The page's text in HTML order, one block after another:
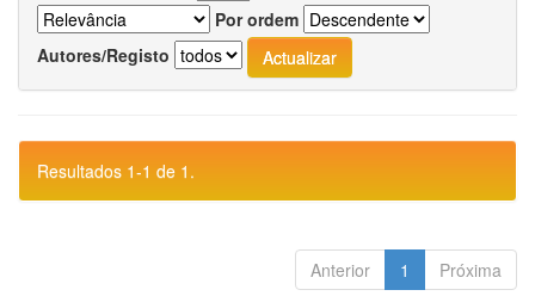
Por ordem
Autores/Registo
Resultados 1-1 de 1.
Anterior 1 Próxima